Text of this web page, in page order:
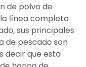
de polvo de
línea completa
sus principales
de pescado son
decir que esta